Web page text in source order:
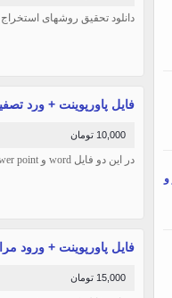
و
دانلود تحقیق روش‫های استخراج
فایل پاورپوینت + ورد
10,000 تومان
در این دو فایل word و power point به معرفی تصفیه آب از روش اسمز معکوس پرداخته می شود
فایل پاورپوینت + ورود مراحل
15,000 تومان